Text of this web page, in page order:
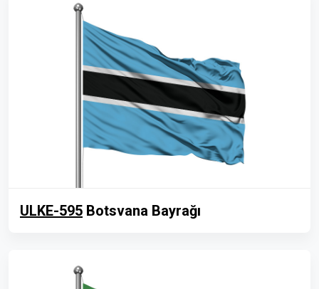
ULKE-595 Botsvana Bayrağı